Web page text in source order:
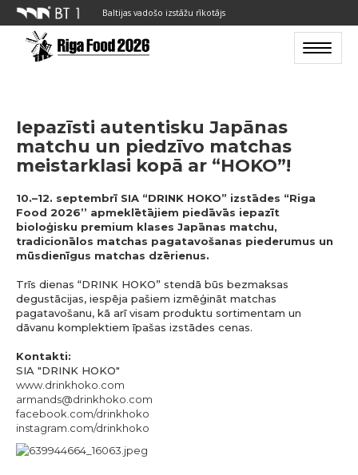
Baltijas vadošo izstāžu rīkotājs
Toggle
Iepazīsti autentisku Japānas
matchu un piedzīvo matchas
meistarklasi kopā ar “HOKO”!
10.–12. septembrī SIA “DRINK HOKO” izstādes “Riga
Food 2026’’ apmeklētājiem piedāvās iepazīt
bioloģisku premium klases Japānas matchu,
tradicionālos matchas pagatavošanas piederumus un
mūsdienīgus matchas dzērienus.
Trīs dienas “DRINK HOKO” stendā būs bezmaksas
degustācijas, iespēja pašiem izmēģināt matchas
pagatavošanu, kā arī visam produktu sortimentam un
dāvanu komplektiem īpašas izstādes cenas.
Kontakti:
SIA "DRINK HOKO"
www.drinkhoko.com
armands@drinkhoko.com
facebook.com/drinkhoko
instagram.com/drinkhoko